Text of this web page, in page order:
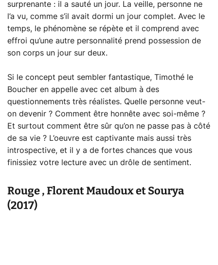
surprenante : il a sauté un jour. La veille, personne ne
l’a vu, comme s’il avait dormi un jour complet. Avec le
temps, le phénomène se répète et il comprend avec
effroi qu’une autre personnalité prend possession de
son corps un jour sur deux.
Si le concept peut sembler fantastique, Timothé le
Boucher en appelle avec cet album à des
questionnements très réalistes. Quelle personne veut-
on devenir ? Comment être honnête avec soi-même ?
Et surtout comment être sûr qu’on ne passe pas à côté
de sa vie ? L’oeuvre est captivante mais aussi très
introspective, et il y a de fortes chances que vous
finissiez votre lecture avec un drôle de sentiment.
Rouge , Florent Maudoux et Sourya
(2017)